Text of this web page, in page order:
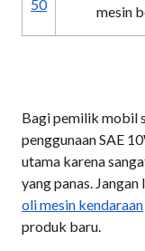
50 mesin
Bagi pemilik mobil
penggunaan SAE
utama karena
yang panas.
oli mesin kendaraan
produk baru.